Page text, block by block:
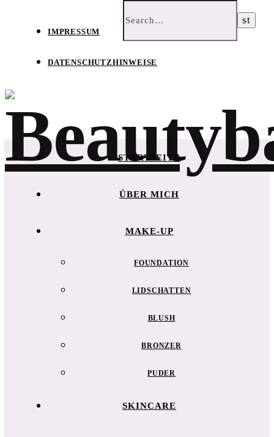
IMPRESSUM
DATENSCHUTZHINWEISE
STARTSEITE
ÜBER MICH
MAKE-UP
FOUNDATION
LIDSCHATTEN
BLUSH
BRONZER
PUDER
SKINCARE